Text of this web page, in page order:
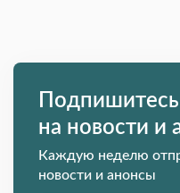
Подпишитесь
на новости и
Каждую неделю
новости и анонсы